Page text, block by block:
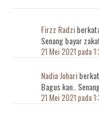
Firzz Radzi
Senang bayar
21 Mei 2021 pada
Nadia Johari
Bagus kan..
21 Mei 2021 pada